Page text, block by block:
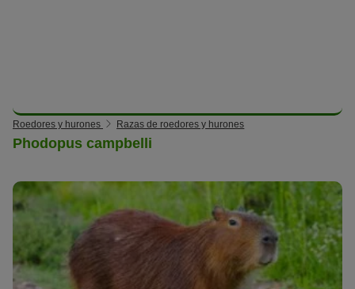
Roedores y hurones Razas de roedores y hurones
Phodopus campbelli